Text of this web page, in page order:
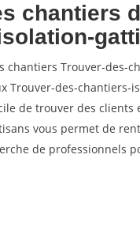
chantiers
chantiers Trouver-des-
Trouver-des-
de trouver des
vous permet de
de professionnels